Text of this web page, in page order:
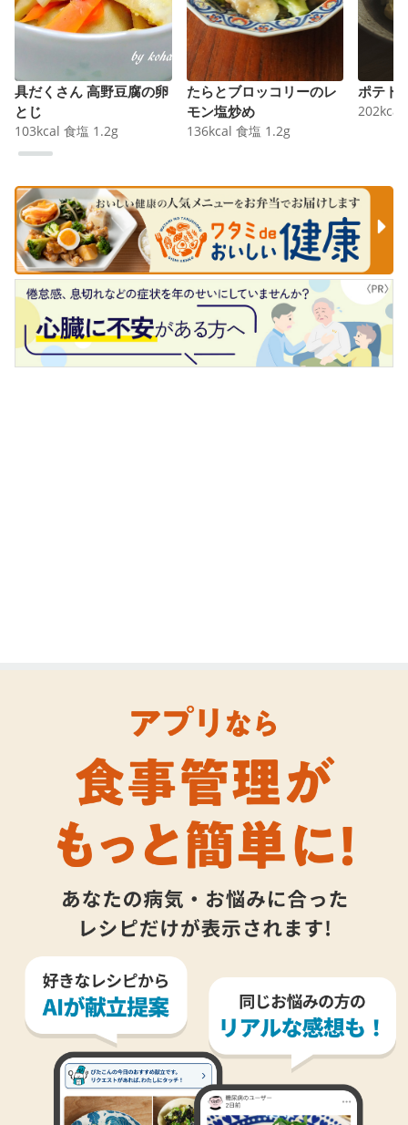
具だくさん 高野豆腐の卵
とじ
103kcal 食塩 1.2g
たらとブロッコリーのレ
モン塩炒め
136kcal 食塩 1.2g
ポテト
202kcal